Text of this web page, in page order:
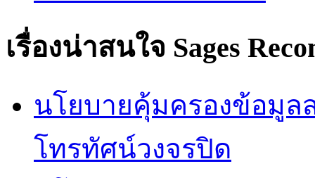
เรื่องน่าสนใจ Sages
นโยบายคุ้มครองข้อมูล
โทรทัศน์วงจรปิด